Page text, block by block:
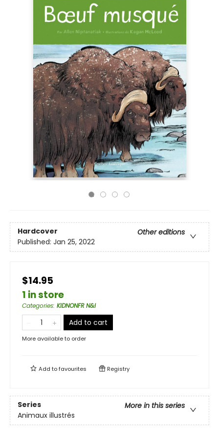
Hardcover
Other editions
Published: Jan 25, 2022
$14.95
1 in store
Categories: KIDNONFR N&I
Add to cart
More available to order
Add tofavourites Registry
Series
More in this series
Animaux illustrés